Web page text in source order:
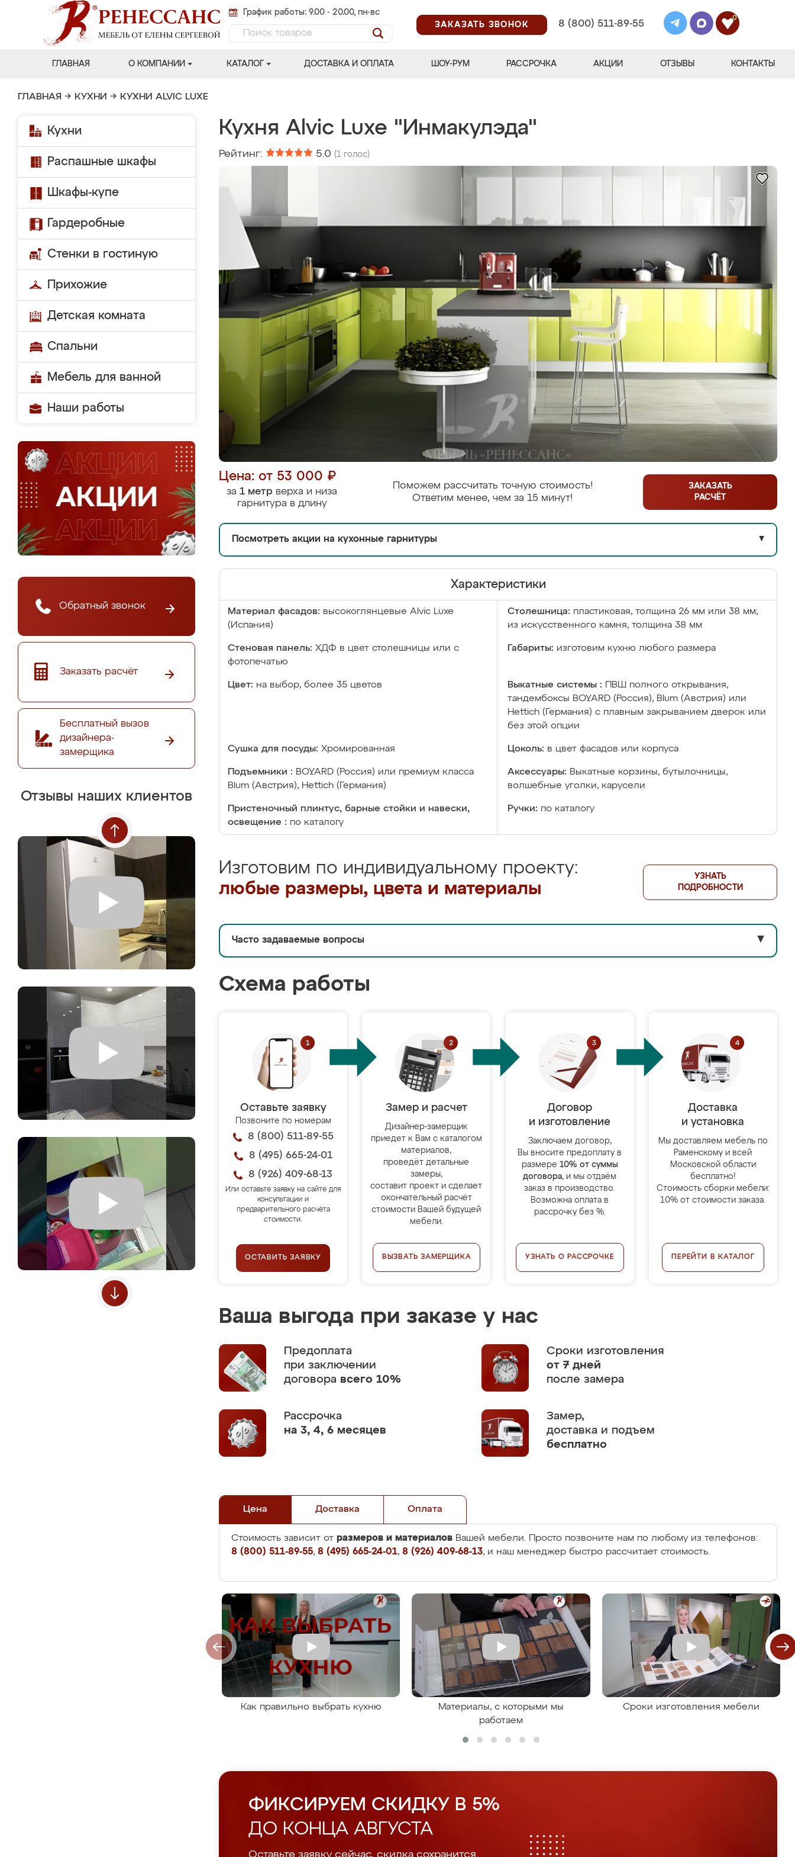
График работы: 9.00 - 20.00, пн-вс
ЗАКАЗАТЬ ЗВОНОК
8 (800) 511-89-55
0
ГЛАВНАЯ О КОМПАНИИ КАТАЛОГ ДОСТАВКА И ОПЛАТА ШОУ-РУМ РАССРОЧКА АКЦИИ ОТЗЫВЫ КОНТАКТЫ
ГЛАВНАЯ → КУХНИ → КУХНИ ALVIC LUXE
Кухни
Распашные шкафы
Шкафы-купе
Гардеробные
Стенки в гостиную
Прихожие
Детская комната
Спальни
Мебель для ванной
Наши работы
Обратный звонок
Заказать расчёт
Бесплатный вызов
дизайнера-
замерщика
Отзывы наших клиентов
Кухня Alvic Luxe "Инмакулэда"
Рейтинг: 5.0 (1 голос)
Цена: от 53 000 ₽
за 1 метр верха и низа
гарнитура в длину
Поможем рассчитать точную стоимость!
Ответим менее, чем за 15 минут!
ЗАКАЗАТЬ
РАСЧЁТ
Посмотреть акции на кухонные гарнитуры ▼
Характеристики
Материал фасадов: высокоглянцевые Аlvic Luxe
(Испания)
Столешница: пластиковая, толщина 26 мм или 38 мм;
из искусственного камня, толщина 38 мм
Стеновая панель: ХДФ в цвет столешницы или с
фотопечатью
Габариты: изготовим кухню любого размера
Цвет: на выбор, более 35 цветов Выкатные системы :
ПВШ полного открывания,
тандембоксы BOYARD (Россия), Blum (Австрия) или
Hettich (Германия) с плавным закрыванием дверок или
без этой опции
Сушка для посуды: Хромированная Цоколь: в цвет фасадов или корпуса
Подъемники : BOYARD (Россия) или премиум класса
Blum (Австрия), Hettich (Германия)
Аксессуары: Выкатные корзины, бутылочницы,
волшебные уголки, карусели
Пристеночный плинтус, барные стойки и навески,
освещение : по каталогу
Ручки: по каталогу
Изготовим по индивидуальному проекту:
любые размеры, цвета и материалы
УЗНАТЬ
ПОДРОБНОСТИ
Часто задаваемые вопросы ▼
Схема работы
Оставьте заявку
Позвоните по номерам
8 (800) 511-89-55
8 (495) 665-24-01
8 (926) 409-68-13
Или оставьте заявку на сайте для
консультации и
предварительного расчёта
стоимости.
ОСТАВИТЬ ЗАЯВКУ
Замер и расчет
Дизайнер-замерщик
приедет к Вам с каталогом
материалов,
проведёт детальные
замеры,
составит проект и сделает
окончательный расчёт
стоимости Вашей будущей
мебели.
ВЫЗВАТЬ ЗАМЕРЩИКА
Договор
и изготовление
Заключаем договор,
Вы вносите предоплату в
размере 10% от суммы
договора, и мы отдаём
заказ в производство.
Возможна оплата в
рассрочку без %.
УЗНАТЬ О РАССРОЧКЕ
Доставка
и установка
Мы доставляем мебель по
Раменскому и всей
Московской области
бесплатно!
Стоимость сборки мебели:
10% от стоимости заказа.
ПЕРЕЙТИ В КАТАЛОГ
Ваша выгода при заказе у нас
Предоплата
при заключении
договора всего 10%
Сроки изготовления
от 7 дней
после замера
Рассрочка
на 3, 4, 6 месяцев
Замер,
доставка и подъем
бесплатно
Цена Доставка Оплата
Стоимость зависит от размеров и материалов Вашей мебели. Просто позвоните нам по любому из телефонов:
8 (800) 511-89-55, 8 (495) 665-24-01, 8 (926) 409-68-13, и наш менеджер быстро рассчитает стоимость.
Как правильно выбрать кухню
Материалы, с которыми мы
работаем
Сроки изготовления мебели
ФИКСИРУЕМ СКИДКУ В 5%
ДО КОНЦА АВГУСТА
Оставьте заявку сейчас, скидка сохранится.